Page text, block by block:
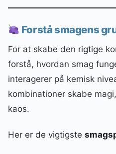
Forstå smagens
For at skabe den rigtige
forstå, hvordan smag
interagerer på kemisk
kombinationer skabe
kaos.
Her er de vigtigste